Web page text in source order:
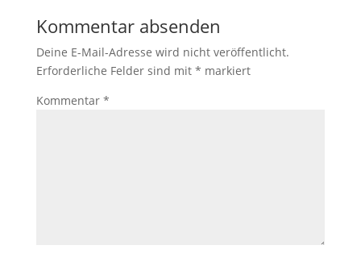
Kommentar absenden
Deine E-Mail-Adresse wird nicht veröffentlicht.
Erforderliche Felder sind mit * markiert
Kommentar *